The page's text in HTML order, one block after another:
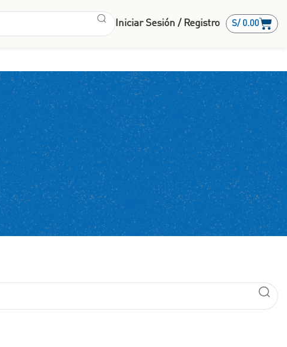
Iniciar Sesión / Registro S/ 0.00